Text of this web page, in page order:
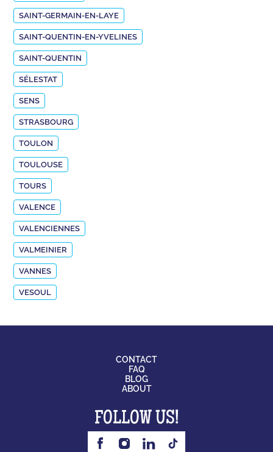
SAINT-GERMAIN-EN-LAYE
SAINT-QUENTIN-EN-YVELINES
SAINT-QUENTIN
SÉLESTAT
SENS
STRASBOURG
TOULON
TOULOUSE
TOURS
VALENCE
VALENCIENNES
VALMEINIER
VANNES
VESOUL
CONTACT
FAQ
BLOG
ABOUT
FOLLOW US!